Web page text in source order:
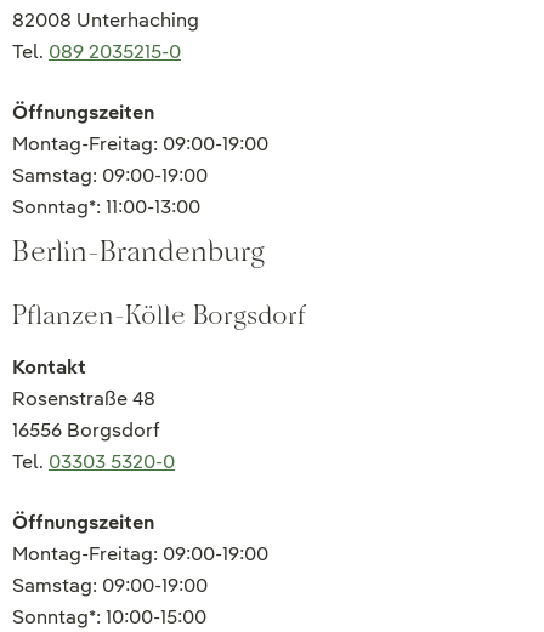
82008 Unterhaching
Tel. 089 2035215-0
Öffnungszeiten
Montag-Freitag: 09:00-19:00
Samstag: 09:00-19:00
Sonntag*: 11:00-13:00
Berlin-Brandenburg
Pflanzen-Kölle Borgsdorf
Kontakt
Rosenstraße 48
16556 Borgsdorf
Tel. 03303 5320-0
Öffnungszeiten
Montag-Freitag: 09:00-19:00
Samstag: 09:00-19:00
Sonntag*: 10:00-15:00